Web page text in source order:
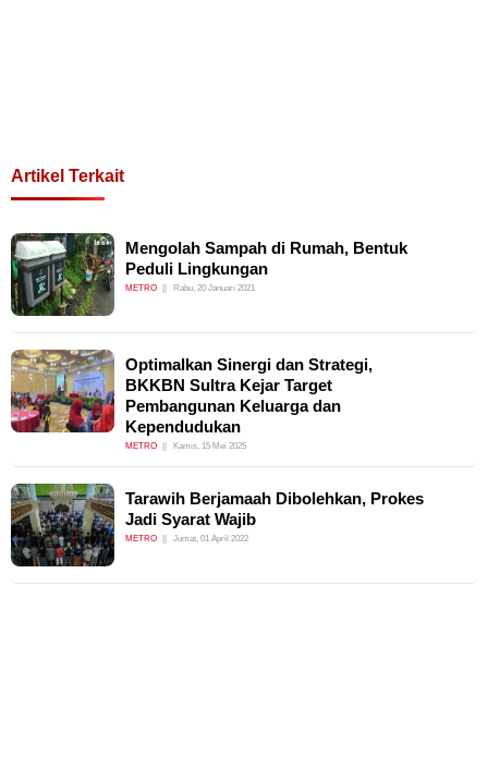
Artikel Terkait
Mengolah Sampah di Rumah, Bentuk
Peduli Lingkungan
METRO Rabu, 20 Januari 2021
Optimalkan Sinergi dan Strategi,
BKKBN Sultra Kejar Target
Pembangunan Keluarga dan
Kependudukan
METRO Kamis, 15 Mei 2025
Tarawih Berjamaah Dibolehkan, Prokes
Jadi Syarat Wajib
METRO Jumat, 01 April 2022